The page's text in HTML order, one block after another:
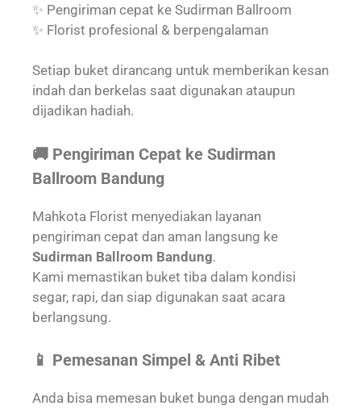
✨ Pengiriman cepat ke Sudirman Ballroom
✨ Florist profesional & berpengalaman
Setiap buket dirancang untuk memberikan kesan
indah dan berkelas saat digunakan ataupun
dijadikan hadiah.
🚚 Pengiriman Cepat ke Sudirman
Ballroom Bandung
Mahkota Florist menyediakan layanan
pengiriman cepat dan aman langsung ke
Sudirman Ballroom Bandung.
Kami memastikan buket tiba dalam kondisi
segar, rapi, dan siap digunakan saat acara
berlangsung.
📱 Pemesanan Simpel & Anti Ribet
Anda bisa memesan buket bunga dengan mudah